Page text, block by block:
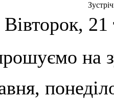
Вівторок,
на